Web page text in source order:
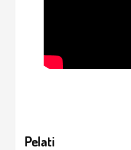
Pelati